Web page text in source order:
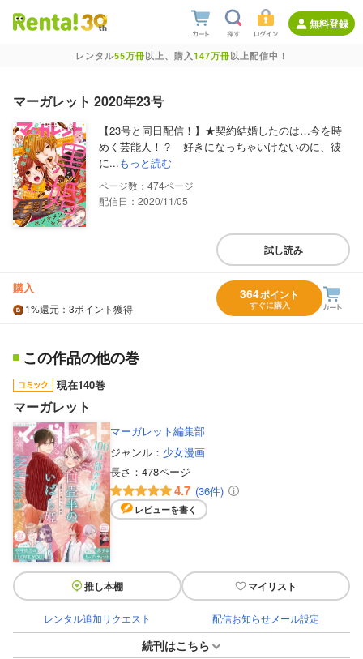
無料登録
レンタル55万冊以上、購入147万冊以上配信中！
マーガレット 2020年23号
【23号と同日配信！】★契約結婚したのは…今を時
めく芸能人！？ 好きになっちゃいけないのに、彼
に...もっと読む
474
配信日：2020/11/05
試し読み
購入
1%還元 ：3ポイント獲得
364ポイント
すぐに購入
この作品の他の巻
現在140巻
マーガレット
マーガレット編集部
ジャンル： 少女漫画
長さ： 478ページ
4.7 (36件)
レビューを書く
推し本棚 マイリスト
レンタル追加リクエスト 配信お知らせメール設定
続刊はこちら